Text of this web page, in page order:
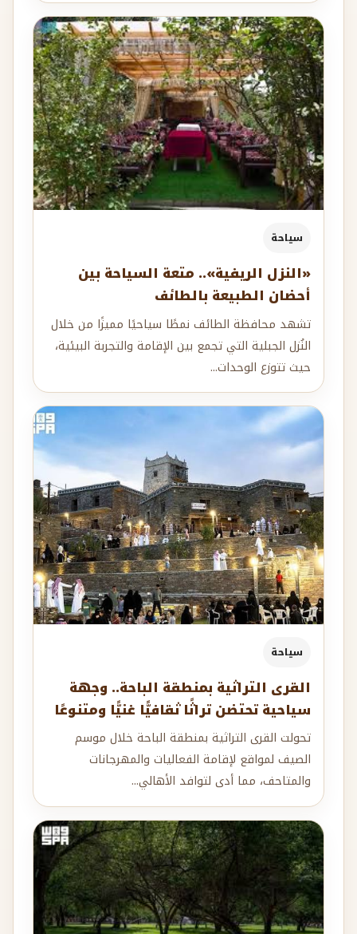
سياحة
«النزل الريفية».. متعة السياحة بين
أحضان الطبيعة بالطائف
تشهد محافظة الطائف نمطًا سياحيًا مميزًا من خلال
النُزل الجبلية التي تجمع بين الإقامة والتجربة البيئية،
حيث تتوزع الوحدات...
سياحة
القرى التراثية بمنطقة الباحة.. وجهة
سياحية تحتضن تراثًا ثقافيًّا غنيًّا ومتنوعًا
تحولت القرى التراثية بمنطقة الباحة خلال موسم
الصيف لمواقع لإقامة الفعاليات والمهرجانات
والمتاحف، مما أدى لتوافد الأهالي...